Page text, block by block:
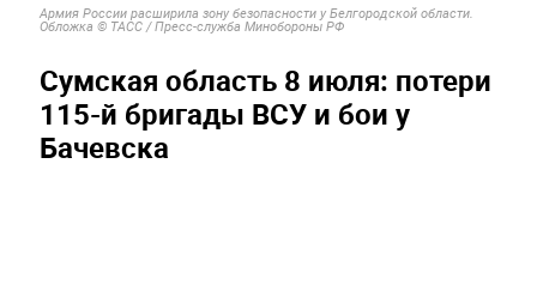
Армия России расширила зону безопасности у Белгородской области.
Обложка © ТАСС / Пресс-служба Минобороны РФ
Сумская область 8 июля: потери
115-й бригады ВСУ и бои у
Бачевска